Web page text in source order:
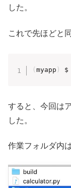
した。
これで先ほどと
( myapp ) $
すると、今回は
した。
作業フォルダ内